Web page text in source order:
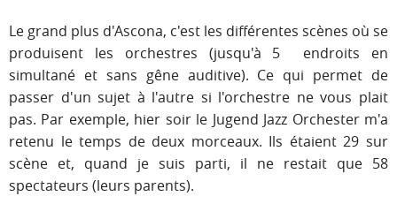
Le grand plus d'Ascona, c'est les différentes scènes où se
produisent les orchestres (jusqu'à 5 endroits en
simultané et sans gêne auditive). Ce qui permet de
passer d'un sujet à l'autre si l'orchestre ne vous plait
pas. Par exemple, hier soir le Jugend Jazz Orchester m'a
retenu le temps de deux morceaux. Ils étaient 29 sur
scène et, quand je suis parti, il ne restait que 58
spectateurs (leurs parents).